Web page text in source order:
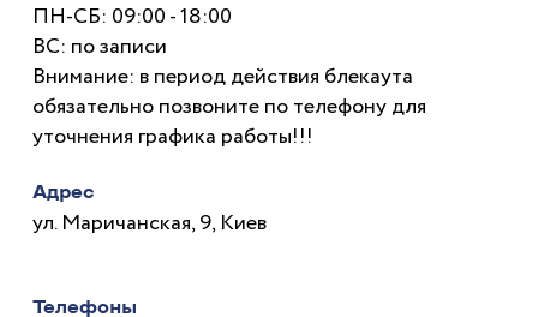
ПН-СБ: 09:00 - 18:00
ВС: по записи
Внимание: в период действия блекаута
обязательно позвоните по телефону для
уточнения графика работы!!!
Адрес
ул. Маричанская, 9, Киев
Телефоны